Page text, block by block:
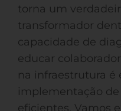
torna um
transformador
capacidade de
educar
na infraestrutura é
implementação de
eficientes. Vamos